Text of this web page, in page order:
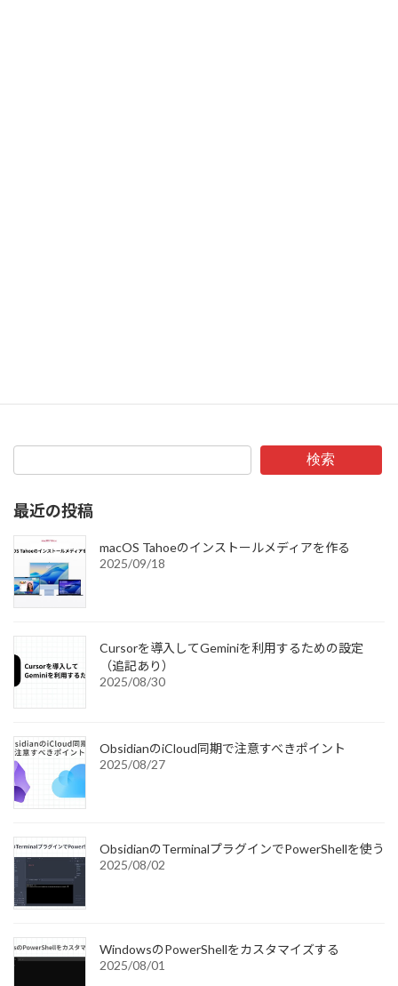
検索
最近の投稿
macOS Tahoeのインストールメディアを作る
2025/09/18
Cursorを導入してGeminiを利用するための設定
（追記あり）
2025/08/30
ObsidianのiCloud同期で注意すべきポイント
2025/08/27
ObsidianのTerminalプラグインでPowerShellを使う
2025/08/02
WindowsのPowerShellをカスタマイズする
2025/08/01